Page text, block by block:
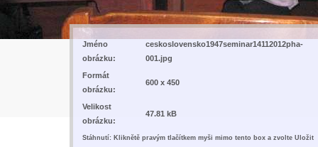
Jméno
obrázku:
ceskoslovensko1947seminar14112012pha-
001.jpg
Formát
obrázku:
600 x 450
Velikost
obrázku:
47.81 kB
Stáhnutí: Kliknětě pravým tlačítkem myši mimo tento box a zvolte Uložit